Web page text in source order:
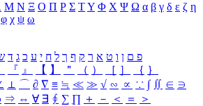
Μ Ν Ξ Ο Π Ρ Σ ΤΥ Φ Χ Ψ Ω α β γ δ ε ζ η
φ χ ψ ω
פ ם ן ו ט א ר ק ף ך ל ח י ע כ ג ד
『 』 【 】 ＂ （ ） ［ ］ ｛ ｝
⊥ ⌒ ∂ ∇ ≡ ≒ ≪ ≫ √ ∽ ∝ ∵ ∫ ∬ ∈ ∋
⇒ ⇔ ∀ ∃ ∮ ∑ ∏ ＋ － ＜ ＝
＞